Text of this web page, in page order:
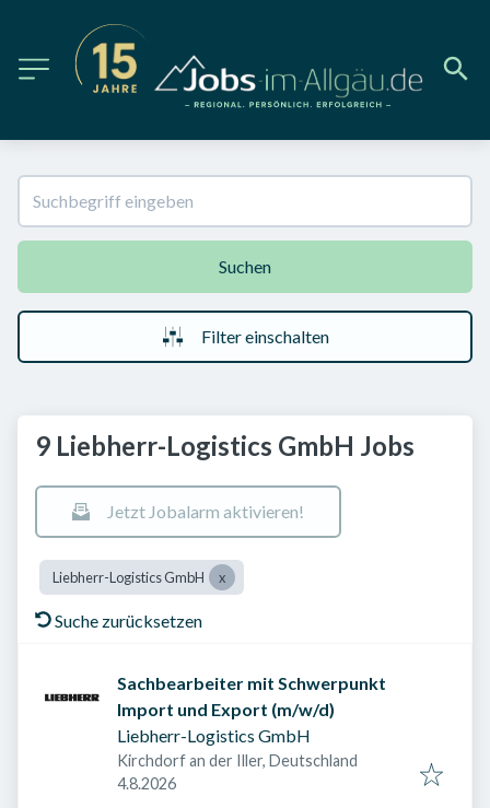
Suchen
Filter einschalten
9 Liebherr-Logistics GmbH Jobs
Jetzt Jobalarm aktivieren!
Liebherr-Logistics GmbH
Suche zurücksetzen
Sachbearbeiter mit Schwerpunkt
Import und Export (m/w/d)
Liebherr-Logistics GmbH
Kirchdorf an der Iller, Deutschland
Veröffentlicht am
4.8.2026